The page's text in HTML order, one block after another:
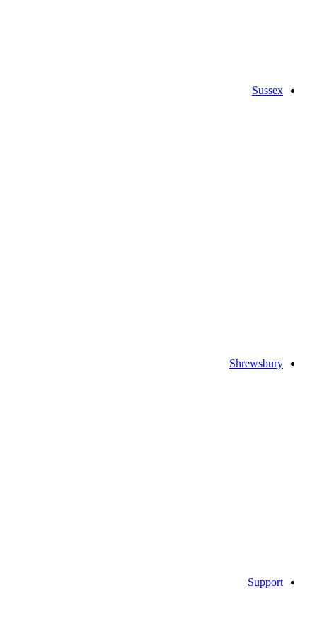
Sussex
Shrewsbury
Support